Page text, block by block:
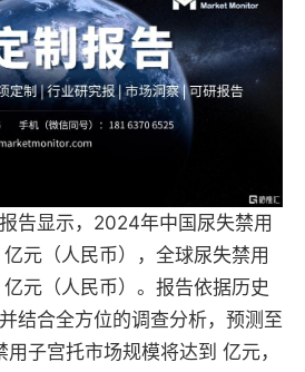
告显示，2024年中国尿失禁用
元（人民币），全球尿失禁用
元（人民币）。报告依据历史
结合全方位的调查分析，预测至
子宫托市场规模将达到 亿元，